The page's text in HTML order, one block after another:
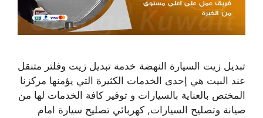
تبديل زيت السيارة النهضة خدمة تبديل زيت وفلتر متنقل
عند البيت هي إحدى الخدمات الكثيرة التي يؤمنها مركزنا
المختص بالعناية بالسيارات و توفير كافة الخدمات لها من
صيانة وتصليح السيارات, كهربائي تصليح سيارة امام